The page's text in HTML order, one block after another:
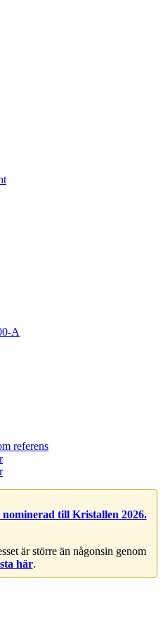
A
referens
till Kristallen 2026.
är större än någonsin genom
här.